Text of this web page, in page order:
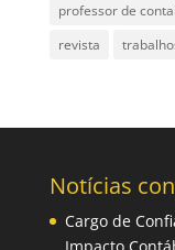
professor de
revista
Notícias
Cargo de